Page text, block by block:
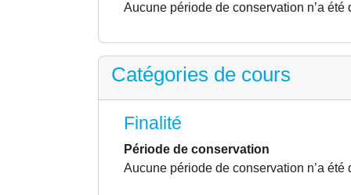
Aucune période de conservation n’a été
Catégories de cours
Finalité
Période de conservation
Aucune période de conservation n’a été